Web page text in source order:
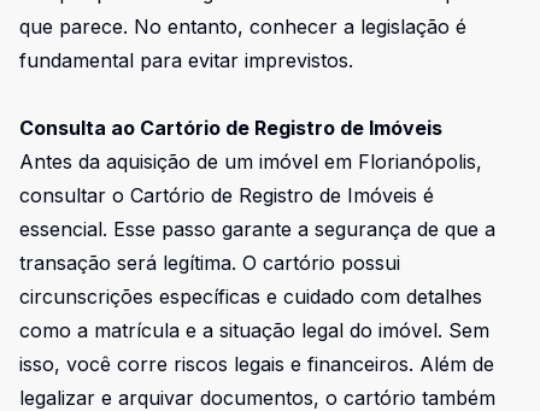
que parece. No entanto, conhecer a legislação é
fundamental para evitar imprevistos.
Consulta ao Cartório de Registro de Imóveis
Antes da aquisição de um imóvel em Florianópolis,
consultar o Cartório de Registro de Imóveis é
essencial. Esse passo garante a segurança de que a
transação será legítima. O cartório possui
circunscrições específicas e cuidado com detalhes
como a matrícula e a situação legal do imóvel. Sem
isso, você corre riscos legais e financeiros. Além de
legalizar e arquivar documentos, o cartório também